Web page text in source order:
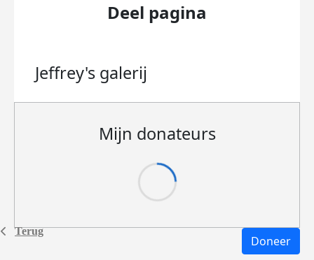
Terug
Deel pagina
Jeffrey's galerij
Mijn donateurs
Doneer